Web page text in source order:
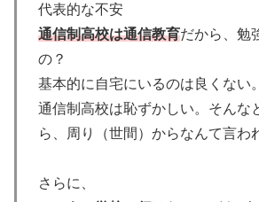
代表的な不安
通信制高校は通信教育だから、勉
の？
基本的に自宅にいるのは良くない。
通信制高校は恥ずかしい。そんな
ら、周り（世間）からなんて言わ
さらに、